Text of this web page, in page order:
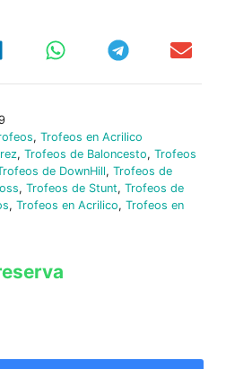
, Trofeos en Acrilico
, Trofeos de Baloncesto, Trofeos
de DownHill, Trofeos de
, Trofeos de Stunt, Trofeos de
, Trofeos en Acrilico, Trofeos en